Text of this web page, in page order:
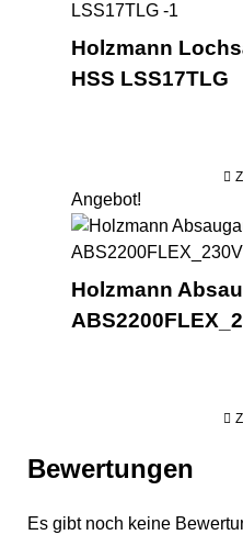
Holzmann
HSS LSS17TLG
Angebot!
Holzmann
Bewertungen
Es gibt noch keine